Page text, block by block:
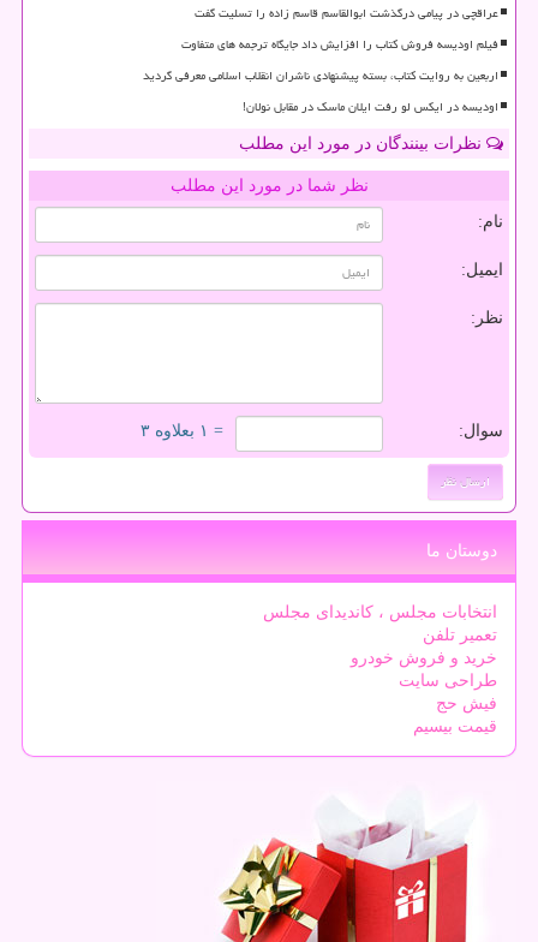
عراقچی در پیامی درگذشت ابوالقاسم قاسم زاده را تسلیت گفت
فیلم اودیسه فروش کتاب را افزایش داد جایگاه ترجمه های متفاوت
اربعین به روایت کتاب، بسته پیشنهادی ناشران انقلاب اسلامی معرفی گردید
اودیسه در ایکس لو رفت ایلان ماسک در مقابل نولان!
نظرات بینندگان در مورد این مطلب
نظر شما در مورد این مطلب
نام:
ایمیل:
نظر:
سوال: = ۱ بعلاوه ۳
دوستان ما
انتخابات مجلس ، کاندیدای مجلس
تعمیر تلفن
خرید و فروش خودرو
طراحی سایت
فیش حج
قیمت بیسیم